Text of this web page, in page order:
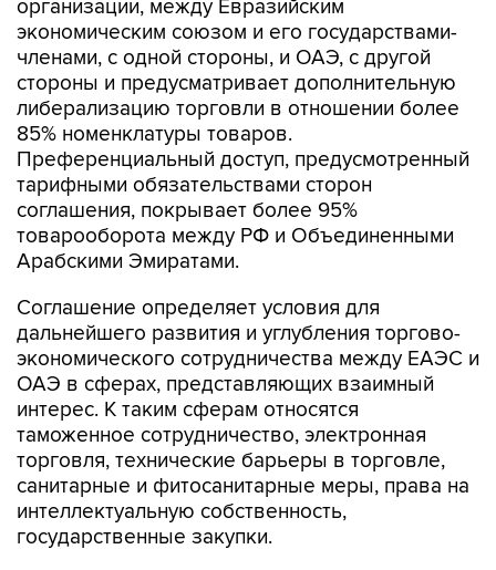
организации, между Евразийским
экономическим союзом и его государствами-
членами, с одной стороны, и ОАЭ, с другой
стороны и предусматривает дополнительную
либерализацию торговли в отношении более
85% номенклатуры товаров.
Преференциальный доступ, предусмотренный
тарифными обязательствами сторон
соглашения, покрывает более 95%
товарооборота между РФ и Объединенными
Арабскими Эмиратами.
Соглашение определяет условия для
дальнейшего развития и углубления торгово-
экономического сотрудничества между ЕАЭС и
ОАЭ в сферах, представляющих взаимный
интерес. К таким сферам относятся
таможенное сотрудничество, электронная
торговля, технические барьеры в торговле,
санитарные и фитосанитарные меры, права на
интеллектуальную собственность,
государственные закупки.